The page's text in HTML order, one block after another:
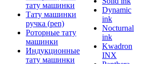
тату машинки
Тату машинки
ручка (pen)
Роторные тату
машинки
Индукционные
тату машинки
Dynamic
ink
Nocturnal
ink
Kwadron
INX